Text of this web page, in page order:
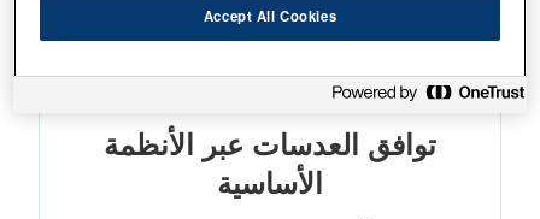
توافق العدسات عبر الأنظمة
الأساسية
Accept All Cookies